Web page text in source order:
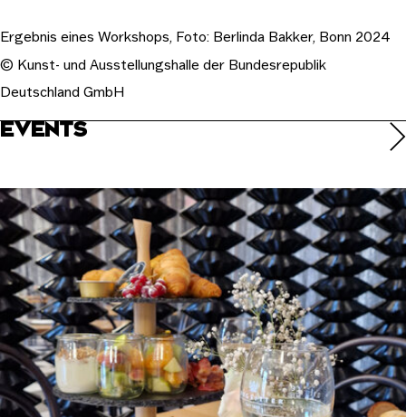
Ergebnis eines Workshops, Foto: Berlinda Bakker, Bonn 2024
© Kunst- und Ausstellungshalle der Bundesrepublik
Deutschland GmbH
EVENTS